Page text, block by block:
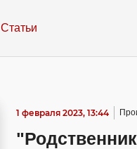
Статьи
1 февраля 2023, 13:44